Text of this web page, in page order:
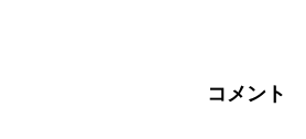
コメント